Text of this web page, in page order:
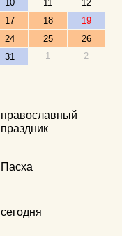
10 11
12
17 18
19
24 25
26
31 1 2
православный
праздник
Пасха
сегодня